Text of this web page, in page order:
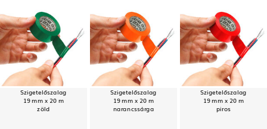
Szigetelőszalag
19 mm x 20 m
zöld
Szigetelőszalag
19 mm x 20 m
narancssárga
Szigetelőszalag
19 mm x 20 m
piros